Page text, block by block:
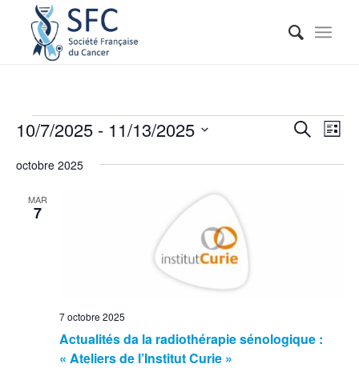
Recherche
de
Liste
10/7/2025 - 11/13/2025
une
octobre 2025
MAR
7
Actualités da la radiothérapie sénologique :
« Ateliers de l’Institut Curie »
7 octobre 2025